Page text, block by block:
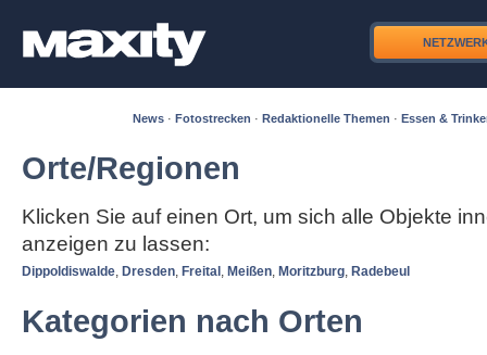
News · Fotostrecken · Redaktionelle Themen · Essen &
Orte/Regionen
Klicken Sie auf einen Ort, um sich alle Objekte
anzeigen zu lassen:
Dippoldiswalde, Dresden, Freital , Meißen, Moritzburg, Radebeul
Kategorien nach Orten